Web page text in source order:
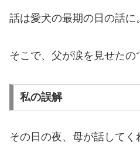
話は愛犬の最期の日の話に
そこで、父が涙を見せたの
私の誤解
その日の夜、母が話してく